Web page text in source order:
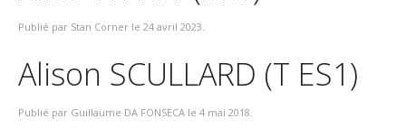
Publié par Stan Corner le 24 avril 2023
Alison SCULLARD (T ES1)
Publié par Guillaume DA FONSECA le 4 mai 2018